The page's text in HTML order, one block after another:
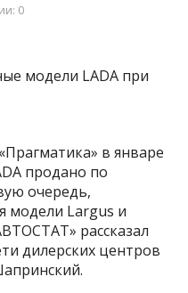
0
в январе
продано по
очередь,
модели Largus и
рассказал
дилерских центров